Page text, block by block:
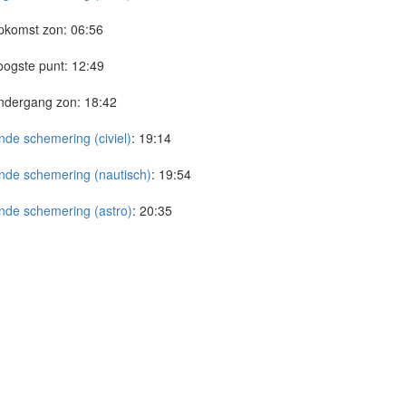
zon: 06:56
punt: 12:49
zon: 18:42
schemering (civiel): 19:14
schemering (nautisch): 19:54
schemering (astro): 20:35